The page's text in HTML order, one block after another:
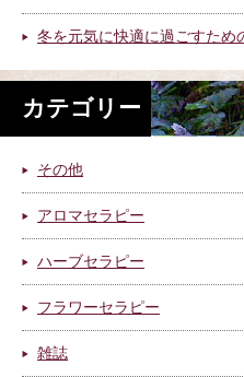
冬を元気に快適に過ごすため
カテゴリー
その他
アロマセラピー
ハーブセラピー
フラワーセラピー
雑誌